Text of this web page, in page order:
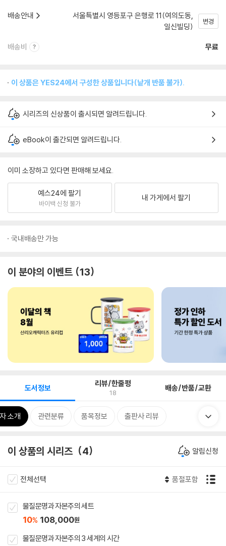
배송안내
서울특별시 영등포구 은행로 11(여의도동,
일신빌딩)
변경
배송비 무료
이 상품은 YES24에서 구성한 상품입니다(낱개 반품 불가).
시리즈의 신상품이 출시되면 알려드립니다.
eBook이 출간되면 알려드립니다.
이미 소장하고 있다면 판매해 보세요.
예스24에 팔기
바이백 신청 불가
내 가게에서 팔기
국내배송만 가능
이 분야의 이벤트 13
도서정보 리뷰/한줄평
18 배송/반품/교환
소개 관련분류 품목정보 출판사 리뷰
이 상품의 시리즈 4 알림신청
전체선택 품절포함
물질문명과 자본주의 세트
10% 108,000원
물질문명과 자본주의 3 세계의 시간